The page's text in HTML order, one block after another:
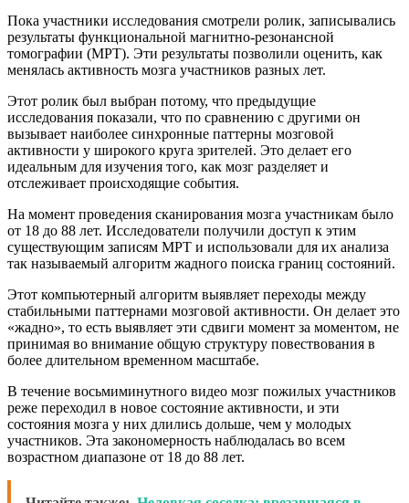
Пока участники исследования смотрели ролик, записывались
результаты функциональной магнитно-резонансной
томографии (МРТ). Эти результаты позволили оценить, как
менялась активность мозга участников разных лет.
Этот ролик был выбран потому, что предыдущие
исследования показали, что по сравнению с другими он
вызывает наиболее синхронные паттерны мозговой
активности у широкого круга зрителей. Это делает его
идеальным для изучения того, как мозг разделяет и
отслеживает происходящие события.
На момент проведения сканирования мозга участникам было
от 18 до 88 лет. Исследователи получили доступ к этим
существующим записям МРТ и использовали для их анализа
так называемый алгоритм жадного поиска границ состояний.
Этот компьютерный алгоритм выявляет переходы между
стабильными паттернами мозговой активности. Он делает это
«жадно», то есть выявляет эти сдвиги момент за моментом, не
принимая во внимание общую структуру повествования в
более длительном временном масштабе.
В течение восьмиминутного видео мозг пожилых участников
реже переходил в новое состояние активности, и эти
состояния мозга у них длились дольше, чем у молодых
участников. Эта закономерность наблюдалась во всем
возрастном диапазоне от 18 до 88 лет.